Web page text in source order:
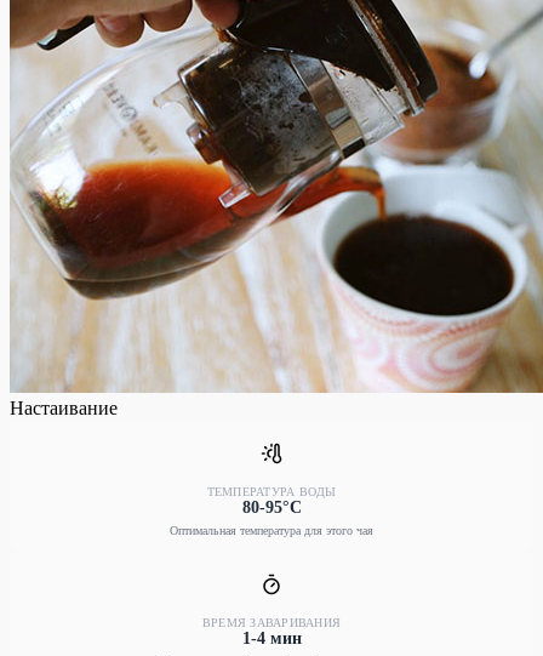
Настаивание
ТЕМПЕРАТУРА ВОДЫ
80-95°C
Оптимальная температура для этого чая
ВРЕМЯ ЗАВАРИВАНИЯ
1-4 мин